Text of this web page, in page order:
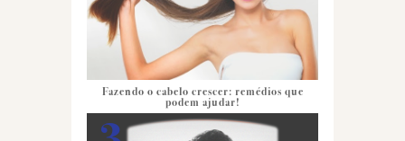
Fazendo o cabelo crescer: remédios que
podem ajudar!